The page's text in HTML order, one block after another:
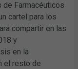
de Farmacéuticos
cartel para los
compartir en las
y
en la
el resto de